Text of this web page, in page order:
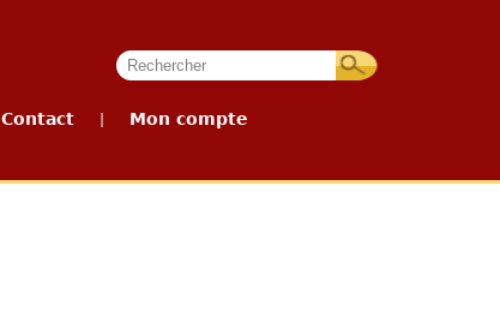
Contact Mon compte